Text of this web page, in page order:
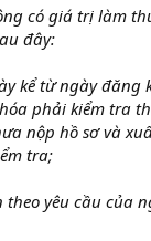
có giá trị làm
đây:
kể từ ngày đăng
phải kiểm tra
nộp hồ sơ và
tra;
yêu cầu của